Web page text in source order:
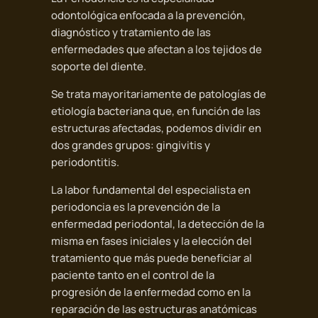
odontológica enfocada a la prevención,
diagnóstico y tratamiento de las
enfermedades que afectan a los tejidos de
soporte del diente.
Se trata mayoritariamente de patologías de
etiología bacteriana que, en función de las
estructuras afectadas, podemos dividir en
dos grandes grupos: gingivitis y
periodontitis.
La labor fundamental del especialista en
periodoncia es la prevención de la
enfermedad periodontal, la detección de la
misma en fases iniciales y la elección del
tratamiento que más puede beneficiar al
paciente tanto en el control de la
progresión de la enfermedad como en la
reparación de las estructuras anatómicas